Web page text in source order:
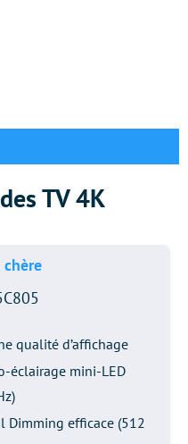
TV 4K
chère
qualité d’affichage
éclairage mini-LED
Dimming efficace (512